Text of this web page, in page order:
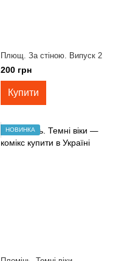
Плющ. За стіною. Випуск 2
200 грн
Купити
НОВИНКА